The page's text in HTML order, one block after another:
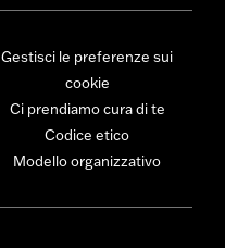
Gestisci le preferenze sui
cookie
Ci prendiamo cura di te
Codice etico
Modello organizzativo